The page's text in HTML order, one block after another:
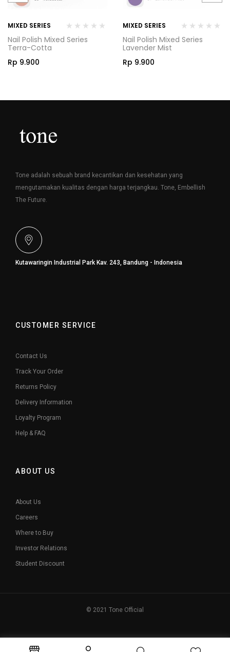
MIXED SERIES
Nail Polish Mixed Series
Terra-Cotta
Rp 9.900
MIXED SERIES
Nail Polish Mixed Series
Lavender Mist
Rp 9.900
Tone adalah sebuah brand kecantikan dan kesehatan yang
mengutamakan kualitas dengan harga terjangkau. Tone, Embellish
The Future.
Kutawaringin Industrial Park Kav. 243, Bandung - Indonesia
CUSTOMER SERVICE
Contact Us
Track Your Order
Returns Policy
Delivery Information
Loyalty Program
Help & FAQ
ABOUT US
About Us
Careers
Where to Buy
Investor Relations
Student Discount
© 2021 Tone Official